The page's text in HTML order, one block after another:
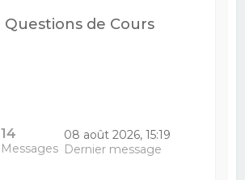
Questions de Cours
14
Messages
08 août 2026, 15:19
Dernier message